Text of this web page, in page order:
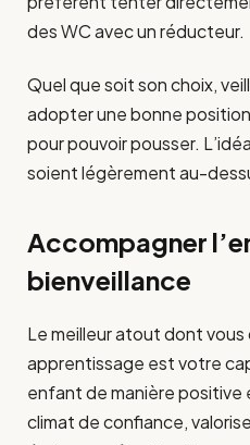
des WC avec un réducteur.
Quel que soit son choix,
adopter une bonne
pour pouvoir pousser.
soient légèrement au-
Accompagner
bienveillance
Le meilleur atout dont
apprentissage est votre
enfant de manière positive
climat de confiance,